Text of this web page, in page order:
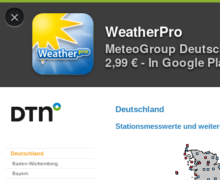
×
WeatherPro
MeteoGroup
2,99 € - In Google
Deutschland
Baden-Württemberg
Bayern
Deutschland
Stationsmesswerte und